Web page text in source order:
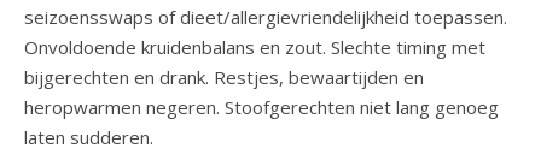
seizoensswaps of dieet/allergievriendelijkheid toepassen.
Onvoldoende kruidenbalans en zout. Slechte timing met
bijgerechten en drank. Restjes, bewaartijden en
heropwarmen negeren. Stoofgerechten niet lang genoeg
laten sudderen.